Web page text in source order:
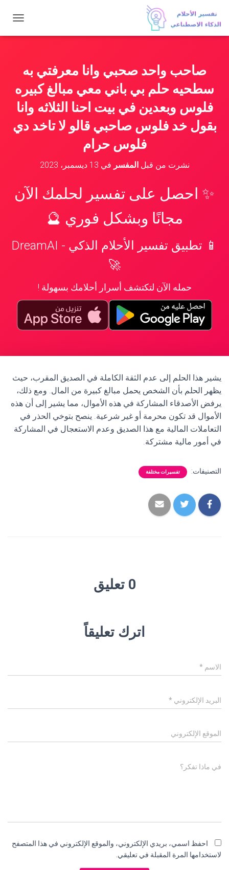
ب
ت
ن
ق
ل
صاحب واحد صحبي وانا معرفتي به
سطحيه حلم بي باني معي مبالغ كبيره
فلوس وبعدين في بيت احنا الثلاثه وانا
بقول خد فلوس صاحبي قالو لا تاخد دي
فلوس حرام
نشرت من قبلالمفسر في 13 ديسمبر، 2023
✨ احصل على تفسير لحلمك الآن
مجانًا وبشكل فوري 🔮
📱 تطبيق تفسير الأحلام الذكي - DreamAI
🚀
حمله الآن لتكتشف أسرار أحلامك بسهولة !
يشير هذا الحلم إلى عدم الثقة الكاملة في الصديق المقرب، حيث
يظهر الحلم بأن الشخص يحمل مبالغ كبيرة من المال. ومع ذلك،
يرفض الأصدقاء المشاركة في هذه الأموال، مما يشير إلى أن هذه
الأموال قد تكون محرمة أو غير شرعية. ينصح بتوخي الحذر في
التعاملات المالية مع هذا الصديق وعدم الاستعجال في المشاركة
في أمور مالية مشتركة.
التصنيفات: تفسيرات مختلفة
0 تعليق
اترك تعليقاً
الاسم *
البريد الإلكتروني *
الموقع الإلكتروني
في ماذا تفكر؟
احفظ اسمي، بريدي الإلكتروني، والموقع الإلكتروني في هذا المتصفح
لاستخدامها المرة المقبلة في تعليقي.